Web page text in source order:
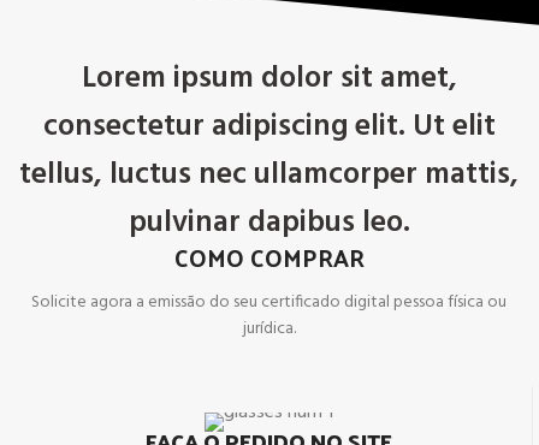
Lorem ipsum dolor sit amet,
consectetur adipiscing elit. Ut elit
tellus, luctus nec ullamcorper mattis,
pulvinar dapibus leo.
COMO COMPRAR
Solicite agora a emissão do seu certificado digital pessoa física ou
jurídica.